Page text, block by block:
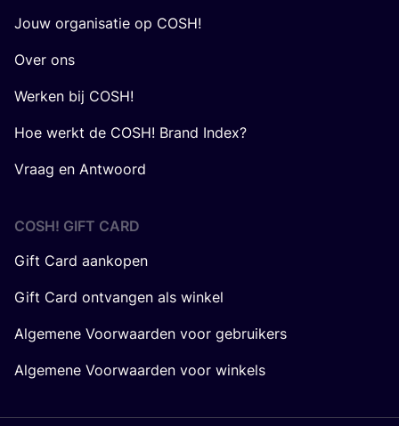
Jouw organisatie op COSH!
Over ons
Werken bij COSH!
Hoe werkt de COSH! Brand Index?
Vraag en Antwoord
COSH! GIFT CARD
Gift Card aankopen
Gift Card ontvangen als winkel
Algemene Voorwaarden voor gebruikers
Algemene Voorwaarden voor winkels